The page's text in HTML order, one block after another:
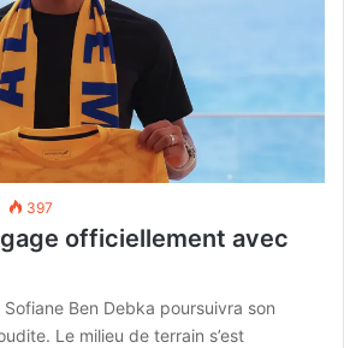
397
officiellement avec
Sofiane Ben Debka poursuivra son
Le milieu de terrain s’est